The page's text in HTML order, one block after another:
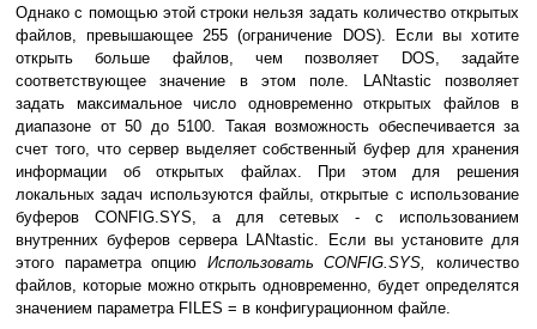
Однако с помощью этой строки нельзя задать количество открытых
файлов, превышающее 255 (ограничение DOS). Если вы хотите
открыть больше файлов, чем позволяет DOS, задайте
соответствующее значение в этом поле. LANtastic позволяет
задать максимальное число одновременно открытых файлов в
диапазоне от 50 до 5100. Такая возможность обеспечивается за
счет того, что сервер выделяет собственный буфер для хранения
информации об открытых файлах. При этом для решения
локальных задач используются файлы, открытые с использование
буферов CONFIG.SYS, а для сетевых - с использованием
внутренних буферов сервера LANtastic. Если вы установите для
этого параметра опцию Использовать CONFIG.SYS,количество
файлов, которые можно открыть одновременно, будет определятся
значением параметра FILES = в конфигурационном файле.